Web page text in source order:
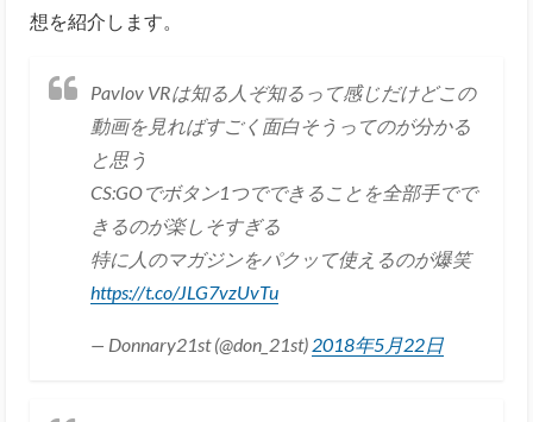
想を紹介します。
Pavlov VRは知る人ぞ知るって感じだけどこの
動画を見ればすごく面白そうってのが分かる
と思う
CS:GOでボタン1つでできることを全部手でで
きるのが楽しそすぎる
特に人のマガジンをパクッて使えるのが爆笑
https://t.co/JLG7vzUvTu
— Donnary21st (@don_21st) 2018年5月22日